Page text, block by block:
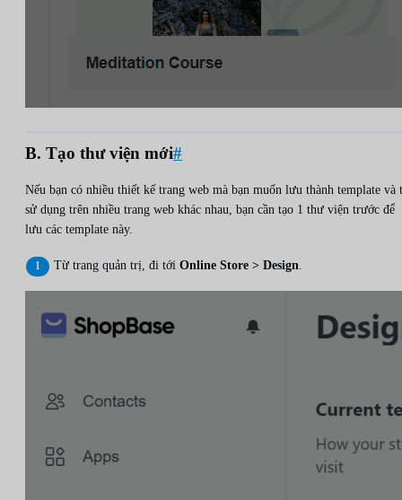
B. Tạo thư viện mới#
Nếu bạn có nhiều thiết kế trang web mà bạn muốn lưu thành template và
sử dụng trên nhiều trang web khác nhau, bạn cần tạo 1 thư viện trước để
lưu các template này.
Từ trang quản trị, đi tới Online Store > Design